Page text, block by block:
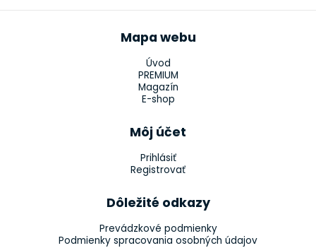
Mapa webu
Úvod
PREMIUM
Magazín
E-shop
Môj účet
Prihlásiť
Registrovať
Dôležité odkazy
Prevádzkové podmienky
Podmienky spracovania osobných údajov